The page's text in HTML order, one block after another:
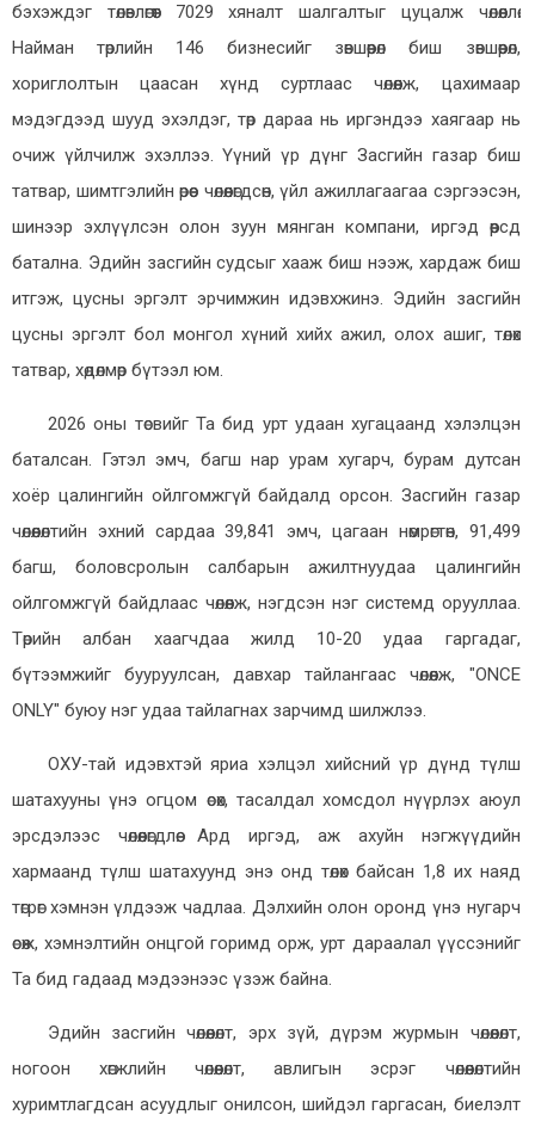
бэхэждэг төлөвлөгөөт 7029 хяналт шалгалтыг цуцалж чөлөөллөө.
Найман төрлийн 146 бизнесийг зөвшөөрөл биш зөвшөөрөл,
хориглолтын цаасан хүнд суртлаас чөлөөлж, цахимаар
мэдэгдээд шууд эхэлдэг, төр дараа нь иргэндээ хаягаар нь
очиж үйлчилж эхэллээ. Үүний үр дүнг Засгийн газар биш
татвар, шимтгэлийн өрөөс чөлөөлөгдсөн, үйл ажиллагаагаа сэргээсэн,
шинээр эхлүүлсэн олон зуун мянган компани, иргэд өөрсдөө
батална. Эдийн засгийн судсыг хааж биш нээж, хардаж биш
итгэж, цусны эргэлт эрчимжин идэвхжинэ. Эдийн засгийн
цусны эргэлт бол монгол хүний хийх ажил, олох ашиг, төлөх
татвар, хөдөлмөр бүтээл юм.
2026 оны төсвийг Та бид урт удаан хугацаанд хэлэлцэн
баталсан. Гэтэл эмч, багш нар урам хугарч, бурам дутсан
хоёр цалингийн ойлгомжгүй байдалд орсон. Засгийн газар
чөлөөлөлтийн эхний сардаа 39,841 эмч, цагаан нөмрөгтөн, 91,499
багш, боловсролын салбарын ажилтнуудаа цалингийн
ойлгомжгүй байдлаас чөлөөлж, нэгдсэн нэг системд орууллаа.
Төрийн албан хаагчдаа жилд 10-20 удаа гаргадаг,
бүтээмжийг бууруулсан, давхар тайлангаас чөлөөлж, "ONCE
ONLY" буюу нэг удаа тайлагнах зарчимд шилжлээ.
ОХУ-тай идэвхтэй яриа хэлцэл хийсний үр дүнд түлш
шатахууны үнэ огцом өсөх, тасалдал хомсдол нүүрлэх аюул
эрсдэлээс чөлөөлөгдлөө. Ард иргэд, аж ахуйн нэгжүүдийн
хармаанд түлш шатахуунд энэ онд төлөх байсан 1,8 их наяд
төгрөг хэмнэн үлдээж чадлаа. Дэлхийн олон оронд үнэ нугарч
өсөж, хэмнэлтийн онцгой горимд орж, урт дараалал үүссэнийг
Та бид гадаад мэдээнээс үзэж байна.
Эдийн засгийн чөлөөлөлт, эрх зүй, дүрэм журмын чөлөөлөлт,
ногоон хөгжлийн чөлөөлөлт, авлигын эсрэг чөлөөлөлтийн
хуримтлагдсан асуудлыг онилсон, шийдэл гаргасан, биелэлт